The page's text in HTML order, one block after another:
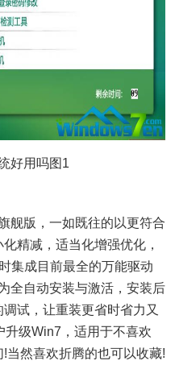
好用吗图1
舰版，一如既往的以更符合
精减，适当化增强优化，
集成目前最全的万能驱动
全自动安装与激活，安装后
试，让重装更省时省力又
升级Win7，适用于不喜欢
当然喜欢折腾的也可以收藏!